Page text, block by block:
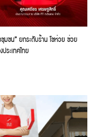
มชน” ยกระดับร้าน โชห่วย ช่วย
ระเทศไทย